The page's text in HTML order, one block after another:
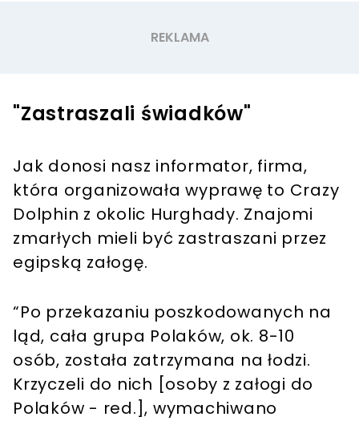
"Zastraszali świadków"
Jak donosi nasz informator, firma,
która organizowała wyprawę to Crazy
Dolphin z okolic Hurghady. Znajomi
zmarłych mieli być zastraszani przez
egipską załogę.
“Po przekazaniu poszkodowanych na
ląd, cała grupa Polaków, ok. 8-10
osób, została zatrzymana na łodzi.
Krzyczeli do nich [osoby z załogi do
Polaków - red.], wymachiwano